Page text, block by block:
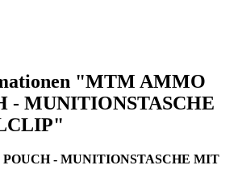
"MTM AMMO
- MUNITIONSTASCHE
- MUNITIONSTASCHE MIT